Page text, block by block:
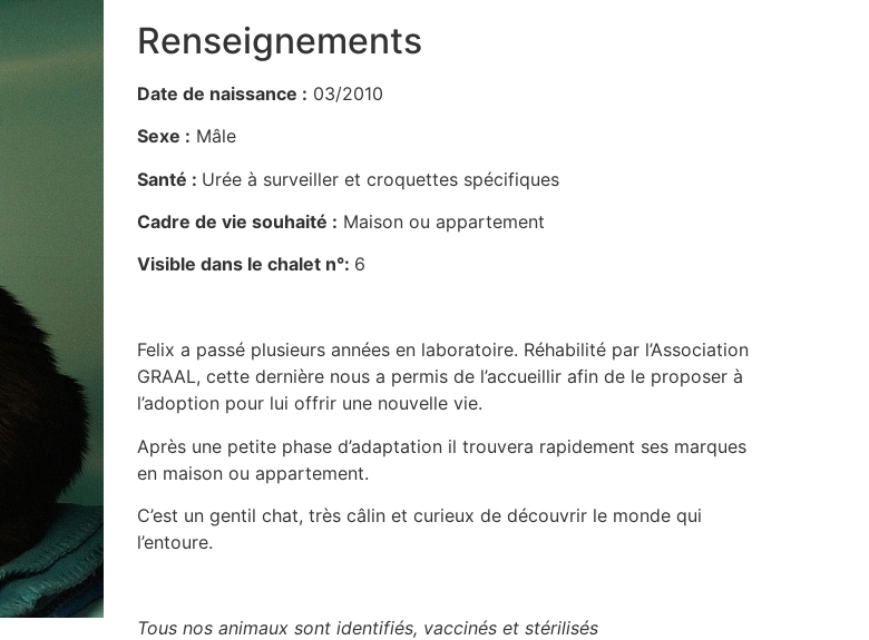
Renseignements
Date de naissance : 03/2010
Sexe : Mâle
Santé : Urée à surveiller et croquettes spécifiques
Cadre de vie souhaité : Maison ou appartement
Visible dans le chalet n°: 6
Felix a passé plusieurs années en laboratoire. Réhabilité par l’Association
GRAAL, cette dernière nous a permis de l’accueillir afin de le proposer à
l’adoption pour lui offrir une nouvelle vie.
Après une petite phase d’adaptation il trouvera rapidement ses marques
en maison ou appartement.
C’est un gentil chat, très câlin et curieux de découvrir le monde qui
l’entoure.
Tous nos animaux sont identifiés, vaccinés et stérilisés